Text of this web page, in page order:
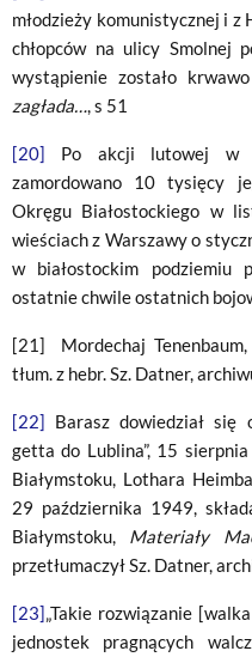
młodzieży komunistycznej i
chłopców na ulicy Smolnej
wystąpienie zostało
zagłada…, s 51
[20] Po akcji lutowej w
zamordowano 10 tysięcy
Okręgu Białostockiego w
wieściach z Warszawy o
w białostockim podziemiu
ostatnie chwile ostatnich
[21] Mordechaj Tenenbaum,
tłum. z hebr. Sz. Datner,
[22] Barasz dowiedział się
getta do Lublina”, 15
Białymstoku, Lothara
29 października 1949,
Białymstoku, Materiały
przetłumaczył Sz. Datner,
[23]„Takie rozwiązanie
jednostek pragnących